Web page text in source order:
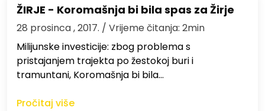
ŽIRJE - Koromašnja bi bila spas za Žirje
28 prosinca , 2017. / Vrijeme čitanja: 2min
Milijunske investicije: zbog problema s
pristajanjem trajekta po žestokoj buri i
tramuntani, Koromašnja bi bila…
Pročitaj više